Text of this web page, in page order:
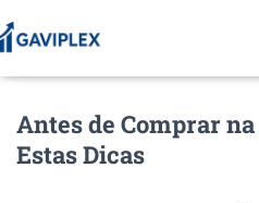
Antes de Comprar
Estas Dicas